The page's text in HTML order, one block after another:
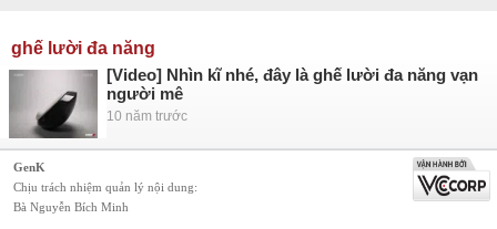
ghế lười đa năng
[Video] Nhìn kĩ nhé, đây là ghế lười đa năng vạn
người mê
10 năm trước
GenK
Chịu trách nhiệm quản lý nội dung:
Bà Nguyễn Bích Minh